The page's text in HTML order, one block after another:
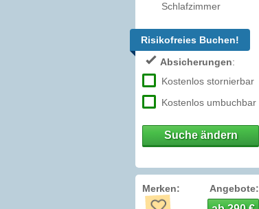
Schlafzimmer
Risikofreies Buchen!
Absicherungen:
Kostenlos stornierbar
Kostenlos umbuchbar
Suche ändern
Merken: Angebote: